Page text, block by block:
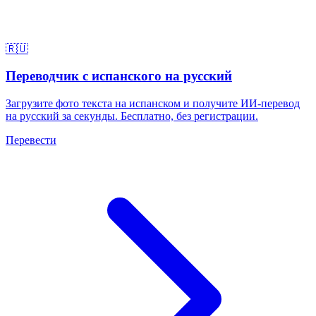
🇷🇺
Переводчик с испанского на русский
Загрузите фото текста на испанском и получите ИИ-перевод
на русский за секунды. Бесплатно, без регистрации.
Перевести